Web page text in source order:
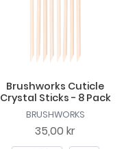
Brushworks Cuticle
Crystal Sticks - 8 Pack
BRUSHWORKS
35,00 kr